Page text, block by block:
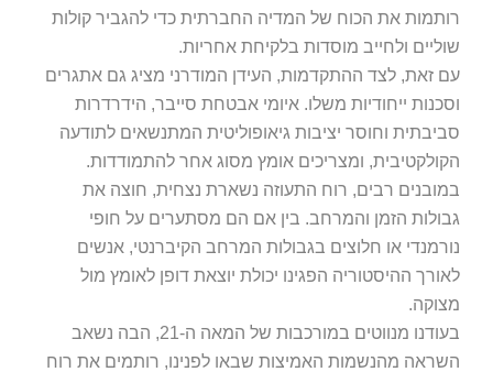
את הכוח של המדיה החברתית כדי להגביר קולות
ולחייב מוסדות בלקיחת אחריות.
זאת, לצד ההתקדמות, העידן המודרני מציג גם אתגרים
ייחודיות משלו. איומי אבטחת סייבר, הידרדרות
וחוסר יציבות גיאופוליטית המתנשאים לתודעה
ומצריכים אומץ מסוג אחר להתמודדות.
רבים, רוח התעוזה נשארת נצחית, חוצה את
הזמן והמרחב. בין אם הם מסתערים על חופי
או חלוצים בגבולות המרחב הקיברנטי, אנשים
ההיסטוריה הפגינו יכולת יוצאת דופן לאומץ מול
בעודנו מנווטים במורכבות של המאה ה-21, הבה נשאב
מהנשמות האמיצות שבאו לפנינו, רותמים את רוח